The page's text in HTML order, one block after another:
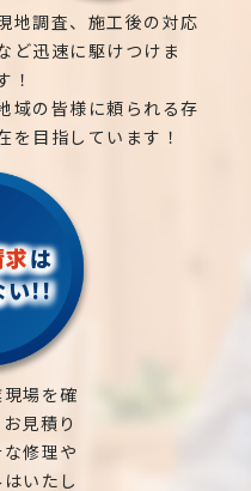
地調査、施工後の対応
ど迅速に駆けつけま
！
域の皆様に頼られる存
を目指しています！
求は
い!!
場を確
見積り
修理や
いたし